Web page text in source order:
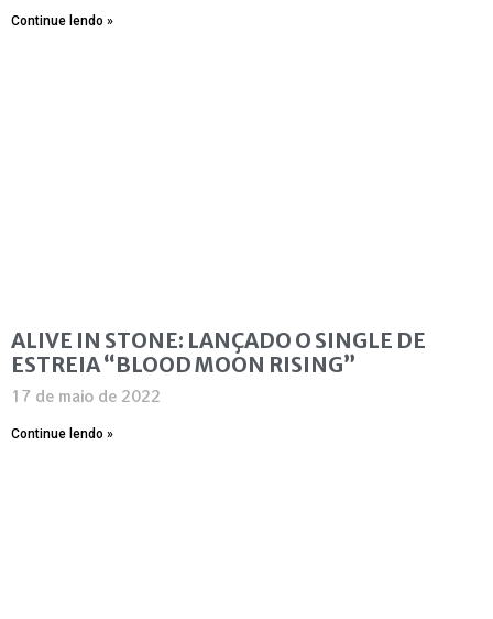
Continue lendo »
ALIVE IN STONE: LANÇADO O SINGLE DE
ESTREIA “BLOOD MOON RISING”
17 de maio de 2022
Continue lendo »